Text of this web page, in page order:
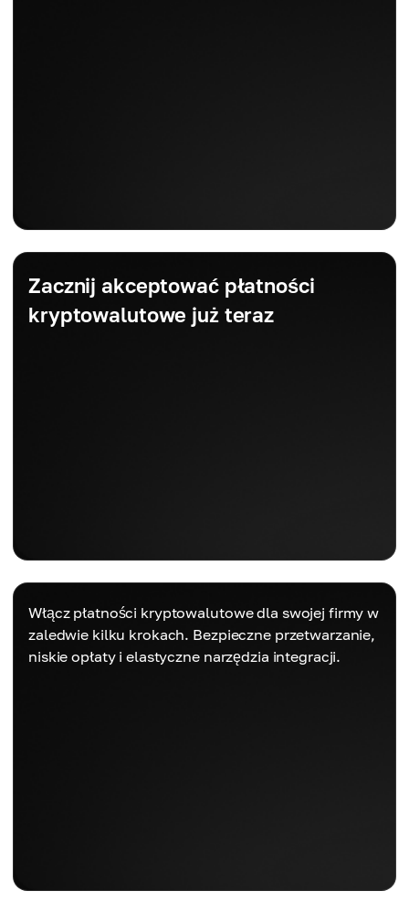
Zacznij akceptować płatności
kryptowalutowe już teraz
Włącz płatności kryptowalutowe dla swojej firmy w
zaledwie kilku krokach. Bezpieczne przetwarzanie,
niskie opłaty i elastyczne narzędzia integracji.